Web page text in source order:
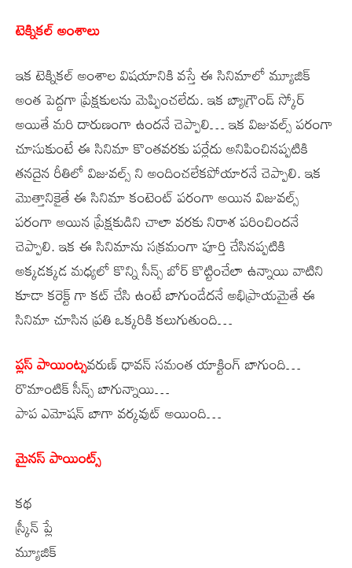
టెక్నికల్ అంశాలు
ఇక టెక్నికల్ అంశాల విషయానికి వస్తే ఈ సినిమాలో మ్యూజిక్
అంత పెద్దగా ప్రేక్షకులను మెప్పించలేదు. ఇక బ్యాగ్రౌండ్ స్కోర్
అయితే మరి దారుణంగా ఉందనే చెప్పాలి… ఇక విజువల్స్ పరంగా
చూసుకుంటే ఈ సినిమా కొంతవరకు పర్లేదు అనిపించినప్పటికి
తనదైన రీతిలో విజువల్స్ ని అందించలేకపోయారనే చెప్పాలి. ఇక
మొత్తానికైతే ఈ సినిమా కంటెంట్ పరంగా అయిన విజువల్స్
పరంగా అయిన ప్రేక్షకుడిని చాలా వరకు నిరాశ పరించిందనే
చెప్పాలి. ఇక ఈ సినిమాను సక్రమంగా పూర్తి చేసినప్పటికి
అక్కడక్కడ మధ్యలో కొన్ని సీన్స్ బోర్ కొట్టించేలా ఉన్నాయి వాటిని
కూడా కరెక్ట్ గా కట్ చేసి ఉంటే బాగుండేదనే అభిప్రాయమైతే ఈ
సినిమా చూసిన ప్రతి ఒక్కరికి కలుగుతుంది…
ప్లస్ పాయింట్సవరుణ్ ధావన్ సమంత యాక్టింగ్ బాగుంది…
రొమాంటిక్ సీన్స్ బాగున్నాయి…
పాప ఎమోషన్ బాగా వర్కవుట్ అయింది…
మైనస్ పాయింట్స్
కథ
స్క్రీన్ ప్లే
మ్యూజిక్